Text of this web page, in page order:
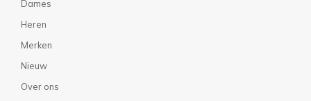
Dames
Heren
Merken
Nieuw
Over ons